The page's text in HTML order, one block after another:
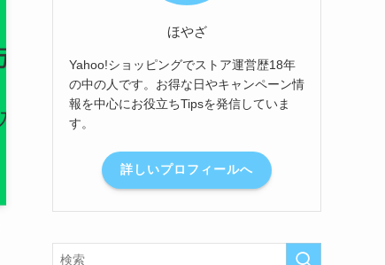
ほやざ
Yahoo!ショッピングでストア運営歴18年
の中の人です。お得な日やキャンペーン情
報を中心にお役立ちTipsを発信していま
す。
詳しいプロフィールへ